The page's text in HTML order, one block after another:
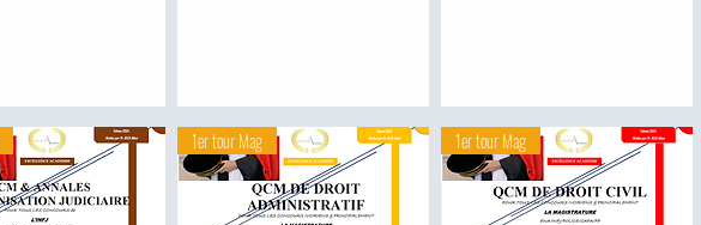
1er tour Mag 1er tour Mag